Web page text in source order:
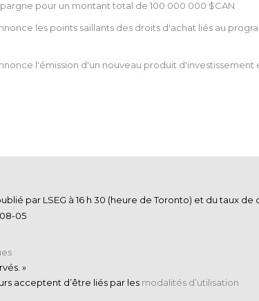
pour un montant total de 100 000 000 $CAN
les points saillants des droits d'achat liés au
l'émission d'un nouveau produit d'investissement
par LSEG à 16 h 30 (heure de Toronto) et du taux
»
acceptent d’être liés par les modalités d’utilisation